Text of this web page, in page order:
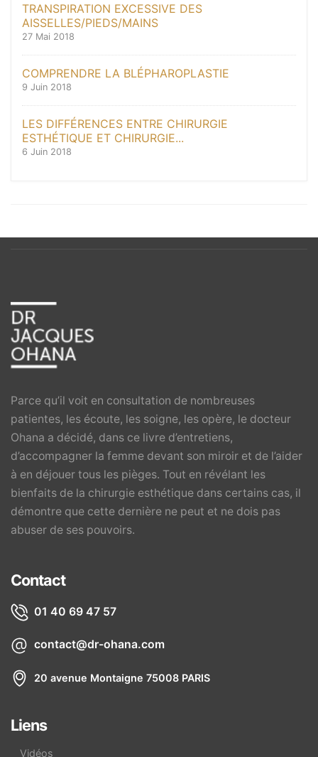
TRANSPIRATION EXCESSIVE DES
AISSELLES/PIEDS/MAINS
27 Mai 2018
COMPRENDRE LA BLÉPHAROPLASTIE
9 Juin 2018
LES DIFFÉRENCES ENTRE CHIRURGIE
ESTHÉTIQUE ET CHIRURGIE...
6 Juin 2018
Parce qu’il voit en consultation de nombreuses
patientes, les écoute, les soigne, les opère, le docteur
Ohana a décidé, dans ce livre d’entretiens,
d’accompagner la femme devant son miroir et de l’aider
à en déjouer tous les pièges. Tout en révélant les
bienfaits de la chirurgie esthétique dans certains cas, il
démontre que cette dernière ne peut et ne dois pas
abuser de ses pouvoirs.
Contact
01 40 69 47 57
contact@dr-ohana.com
20 avenue Montaigne 75008 PARIS
Liens
Vidéos